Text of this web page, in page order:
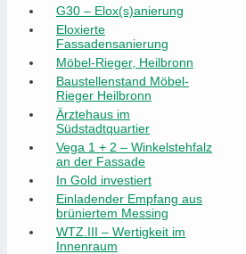
G30 – Elox(s)anierung
Eloxierte
Fassadensanierung
Möbel-Rieger, Heilbronn
Baustellenstand Möbel-
Rieger Heilbronn
Ärztehaus im
Südstadtquartier
Vega 1 + 2 – Winkelstehfalz
an der Fassade
In Gold investiert
Einladender Empfang aus
brüniertem Messing
WTZ.III – Wertigkeit im
Innenraum